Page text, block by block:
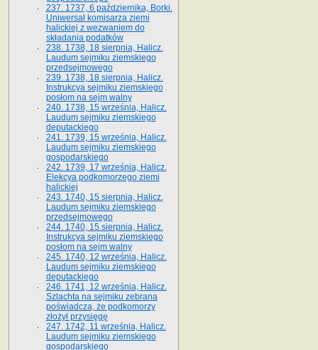
237. 1737, 6 października, Borki.
Uniwersał komisarza ziemi
halickiej z wezwaniem do
składania podatków
238. 1738, 18 sierpnia, Halicz.
Laudum sejmiku ziemskiego
przedsejmowego
239. 1738, 18 sierpnia, Halicz.
Instrukcya sejmiku ziemskiego
posłom na sejm walny
240. 1738, 15 września, Halicz.
Laudum sejmiku ziemskiego
deputackiego
241. 1739, 15 września, Halicz.
Laudum sejmiku ziemskiego
gospodarskiego
242. 1739, 17 września, Halicz.
Elekcya podkomorzego ziemi
halickiej
243. 1740, 15 sierpnia, Halicz.
Laudum sejmiku ziemskiego
przedsejmowego
244. 1740, 15 sierpnia, Halicz.
Instrukcya sejmiku ziemskiego
posłom na sejm walny
245. 1740, 12 września, Halicz.
Laudum sejmiku ziemskiego
deputackiego
246. 1741, 12 września, Halicz.
Szlachta na sejmiku zebrana
poświadcza, że podkomorzy
złożył przysięgę
247. 1742, 11 września, Halicz.
Laudum sejmiku ziemskiego
gospodarskiego